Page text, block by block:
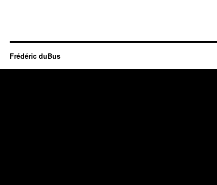
Frédéric duBus